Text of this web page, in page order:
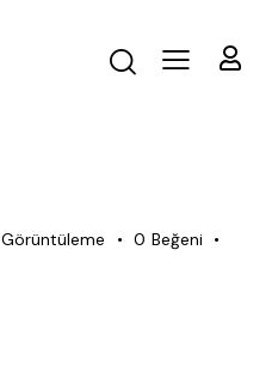
Görüntüleme 0 Beğeni